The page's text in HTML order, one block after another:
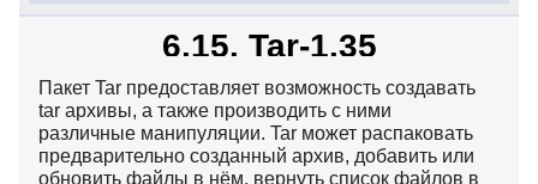
6.15. Tar-1.35
Пакет Tar предоставляет возможность создавать
tar архивы, а также производить с ними
различные манипуляции. Tar может распаковать
предварительно созданный архив, добавить или
обновить файлы в нём, вернуть список файлов в